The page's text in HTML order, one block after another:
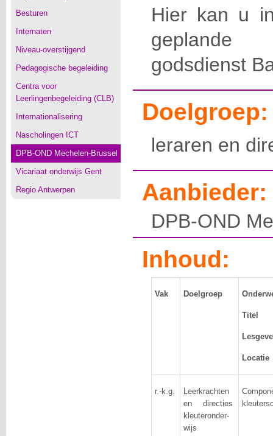
Besturen
Internaten
Niveau-overstijgend
Pedagogische begeleiding
Centra voor
Leerlingenbegeleiding (CLB)
Internationalisering
Nascholingen ICT
DPB-OND Mechelen-Brussel
Vicariaat onderwijs Gent
Regio Antwerpen
Hier kan u
geplande
godsdienst
Doelgroep:
leraren en
Aanbieder:
DPB-OND
Inhoud:
Vak Doelgroep
Titel
Locatie
r.-k.g.
Leerkrachten
en directies
kleuteronder-
wijs